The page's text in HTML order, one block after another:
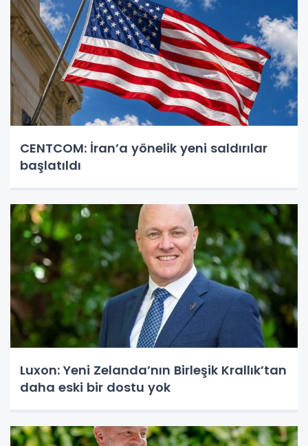
CENTCOM: İran’a yönelik yeni saldırılar
başlatıldı
Luxon: Yeni Zelanda’nın Birleşik Krallık’tan
daha eski bir dostu yok